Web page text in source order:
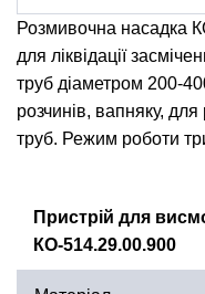
Розмивочна насадка
для ліквідації
труб діаметром 200-
розчинів, вапняку,
труб. Режим роботи
Пристрій для
КО-514.29.00.900